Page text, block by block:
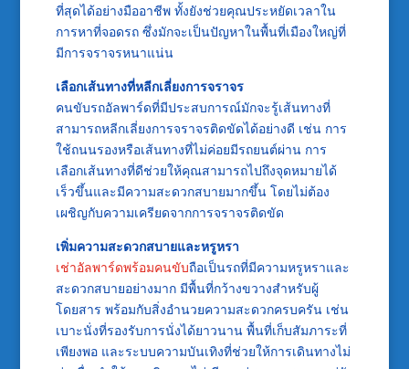
ที่สุดได้อย่างมืออาชีพ ทั้งยังช่วยคุณประหยัดเวลาใน
การหาที่จอดรถ ซึ่งมักจะเป็นปัญหาในพื้นที่เมืองใหญ่ที่
มีการจราจรหนาแน่น
เลือกเส้นทางที่หลีกเลี่ยงการจราจร
คนขับรถอัลพาร์ดที่มีประสบการณ์มักจะรู้เส้นทางที่
สามารถหลีกเลี่ยงการจราจรติดขัดได้อย่างดี เช่น การ
ใช้ถนนรองหรือเส้นทางที่ไม่ค่อยมีรถยนต์ผ่าน การ
เลือกเส้นทางที่ดีช่วยให้คุณสามารถไปถึงจุดหมายได้
เร็วขึ้นและมีความสะดวกสบายมากขึ้น โดยไม่ต้อง
เผชิญกับความเครียดจากการจราจรติดขัด
เพิ่มความสะดวกสบายและหรูหรา
เช่าอัลพาร์ดพร้อมคนขับถือเป็นรถที่มีความหรูหราและ
สะดวกสบายอย่างมาก มีพื้นที่กว้างขวางสำหรับผู้
โดยสาร พร้อมกับสิ่งอำนวยความสะดวกครบครัน เช่น
เบาะนั่งที่รองรับการนั่งได้ยาวนาน พื้นที่เก็บสัมภาระที่
เพียงพอ และระบบความบันเทิงที่ช่วยให้การเดินทางไม่